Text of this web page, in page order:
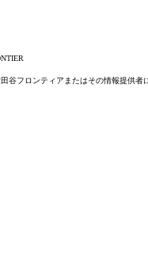
谷フロンティアまたはその情報提供者